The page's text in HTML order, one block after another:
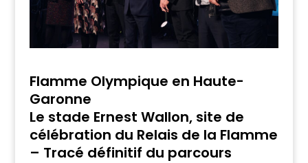
Flamme Olympique en Haute-
Garonne
Le stade Ernest Wallon, site de
célébration du Relais de la Flamme
– Tracé définitif du parcours